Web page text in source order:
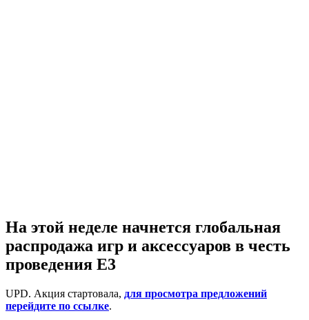
На этой неделе начнется глобальная
распродажа игр и аксессуаров в честь
проведения E3
UPD. Акция стартовала, для просмотра предложений
перейдите по ссылке.